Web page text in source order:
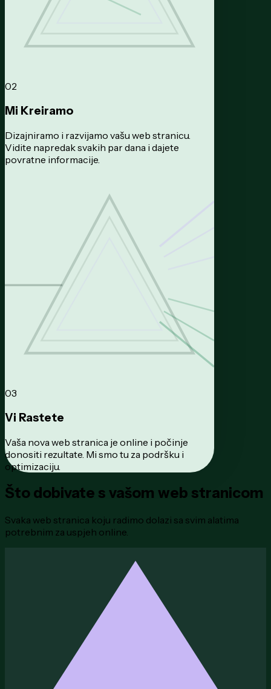
02
Mi Kreiramo
Dizajniramo i razvijamo vašu web stranicu.
Vidite napredak svakih par dana i dajete
povratne informacije.
03
Vi Rastete
Vaša nova web stranica je online i počinje
donositi rezultate. Mi smo tu za podršku i
optimizaciju.
Što dobivate s vašom web stranicom
Svaka web stranica koju radimo dolazi sa svim alatima
potrebnim za uspjeh online.